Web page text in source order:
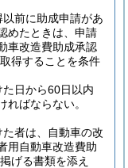
前に助成申請があ
めたときは、申請
車改造費助成承認
得することを条件
日から60日以内
ばならない。
者は、自動車の改
用自動車改造費助
げる書類を添え